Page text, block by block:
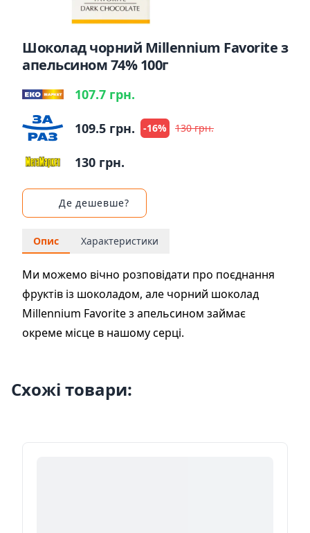
Шоколад чорний Millennium Favorite з
апельсином 74% 100г
107.7 грн.
109.5 грн. -16% 130 грн.
130 грн.
Де дешевше?
Опис Характеристики
Ми можемо вічно розповідати про поєднання
фруктів із шоколадом, але чорний шоколад
Millennium Favorite з апельсином займає
окреме місце в нашому серці.
Схожі товари: